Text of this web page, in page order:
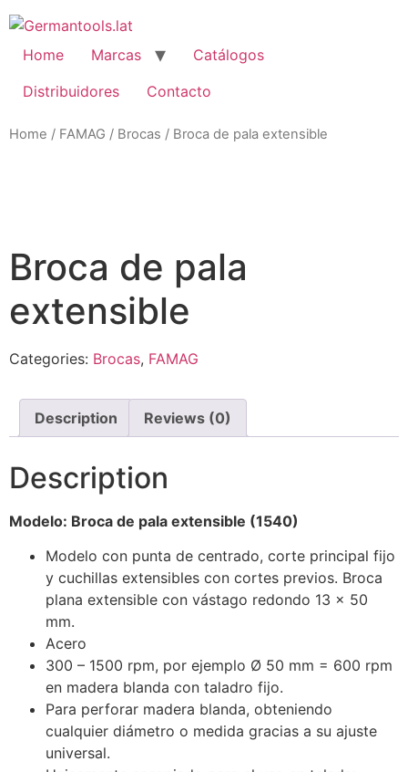
Skip
to
content
Home Marcas
Catálogos
Distribuidores
Contacto
Home / FAMAG / Brocas / Broca de pala extensible
Broca de pala
extensible
Categories: Brocas, FAMAG
Description Reviews (0)
Description
Modelo: Broca de pala extensible (1540)
Modelo con punta de centrado, corte principal fijo
y cuchillas extensibles con cortes previos. Broca
plana extensible con vástago redondo 13 x 50
mm.
Acero
300 – 1500 rpm, por ejemplo Ø 50 mm = 600 rpm
en madera blanda con taladro fijo.
Para perforar madera blanda, obteniendo
cualquier diámetro o medida gracias a su ajuste
universal.